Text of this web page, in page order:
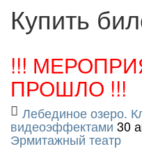
Купить
!!!
ПРОШЛО !!!
Лебединое озеро.
видеоэффектами 30
Эрмитажный театр